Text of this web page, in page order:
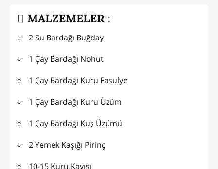
MALZEMELER :
2 Su Bardağı Buğday
1 Çay Bardağı Nohut
1 Çay Bardağı Kuru Fasulye
1 Çay Bardağı Kuru Üzüm
1 Çay Bardağı Kuş Üzümü
2 Yemek Kaşığı Pirinç
10-15 Kuru Kayısı